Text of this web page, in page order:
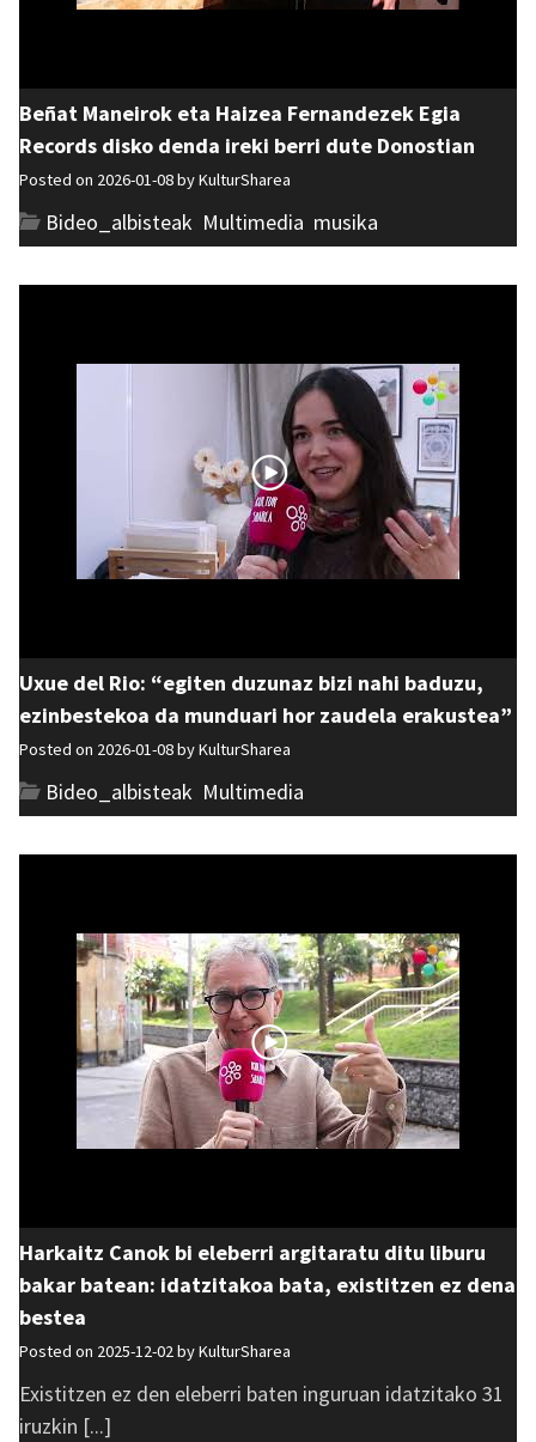
Beñat Maneirok eta Haizea Fernandezek Egia
Records disko denda ireki berri dute Donostian
Posted on 2026-01-08 byKulturSharea
Bideo_albisteak Multimedia musika
Uxue del Rio: “egiten duzunaz bizi nahi baduzu,
ezinbestekoa da munduari hor zaudela erakustea”
Posted on 2026-01-08 byKulturSharea
Bideo_albisteak Multimedia
Harkaitz Canok bi eleberri argitaratu ditu liburu
bakar batean: idatzitakoa bata, existitzen ez dena
bestea
Posted on 2025-12-02 byKulturSharea
Existitzen ez den eleberri baten inguruan idatzitako 31
iruzkin [...]